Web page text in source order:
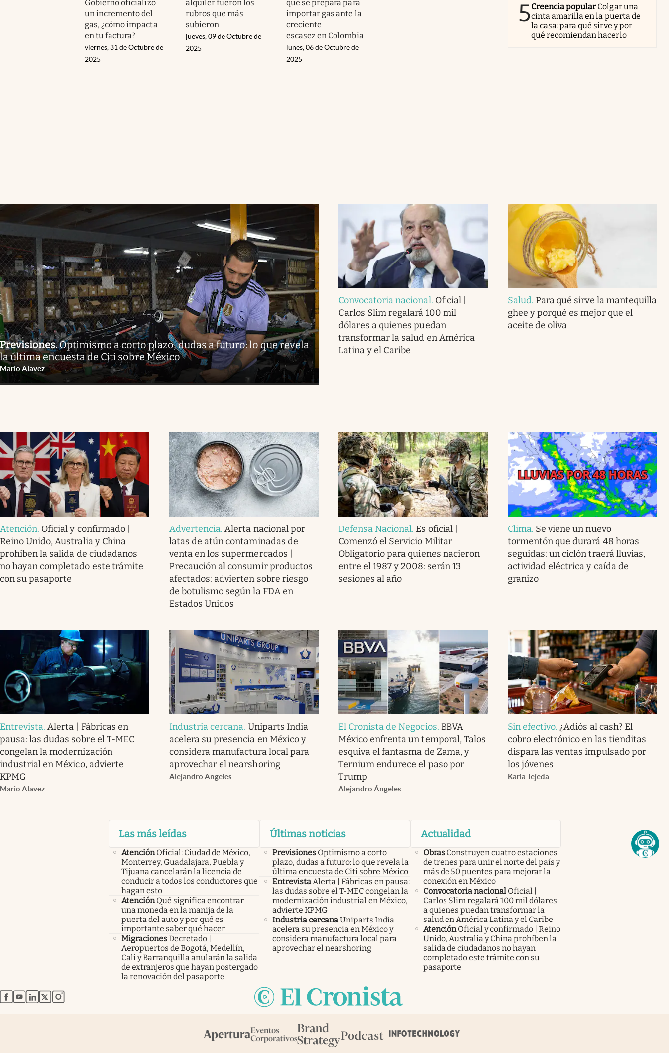
Gobierno oficializó
un incremento del
gas, ¿cómo impacta
en tu factura?
viernes, 31 de Octubre de
2025
alquiler fueron los
rubros que más
subieron
jueves, 09 de Octubre de
2025
que se prepara para
importar gas ante la
creciente
escasez en Colombia
lunes, 06 de Octubre de
2025
5Creencia popularColgar una
cinta amarilla en la puerta de
la casa: para qué sirve y por
qué recomiendan hacerlo
Previsiones.Optimismo a corto plazo, dudas a futuro: lo que revela
la última encuesta de Citi sobre México
Mario Alavez
Convocatoria nacional. Oficial |
Carlos Slim regalará 100 mil
dólares a quienes puedan
transformar la salud en América
Latina y el Caribe
Salud. Para qué sirve la mantequilla
ghee y porqué es mejor que el
aceite de oliva
Atención. Oficial y confirmado |
Reino Unido, Australia y China
prohíben la salida de ciudadanos
no hayan completado este trámite
con su pasaporte
Advertencia.Alerta nacional por
latas de atún contaminadas de
venta en los supermercados |
Precaución al consumir productos
afectados: advierten sobre riesgo
de botulismo según la FDA en
Estados Unidos
Defensa Nacional. Es oficial |
Comenzó el Servicio Militar
Obligatorio para quienes nacieron
entre el 1987 y 2008: serán 13
sesiones al año
Clima. Se viene un nuevo
tormentón que durará 48 horas
seguidas: un ciclón traerá lluvias,
actividad eléctrica y caída de
granizo
Entrevista.Alerta | Fábricas en
pausa: las dudas sobre el T-MEC
congelan la modernización
industrial en México, advierte
KPMG
Mario Alavez
Industria cercana. Uniparts India
acelera su presencia en México y
considera manufactura local para
aprovechar el nearshoring
Alejandro Ángeles
El Cronista de Negocios. BBVA
México enfrenta un temporal, Talos
esquiva el fantasma de Zama, y
Ternium endurece el paso por
Trump
Alejandro Ángeles
Sin efectivo. ¿Adiós al cash? El
cobro electrónico en las tienditas
dispara las ventas impulsado por
los jóvenes
Karla Tejeda
Las más leídas
Atención Oficial: Ciudad de México,
Monterrey, Guadalajara, Puebla y
Tijuana cancelarán la licencia de
conducir a todos los conductores que
hagan esto
Atención Qué significa encontrar
una moneda en la manija de la
puerta del auto y por qué es
importante saber qué hacer
MigracionesDecretado |
Aeropuertos de Bogotá, Medellín,
Cali y Barranquilla anularán la salida
de extranjeros que hayan postergado
la renovación del pasaporte
Últimas noticias
Previsiones Optimismo a corto
plazo, dudas a futuro: lo que revela la
última encuesta de Citi sobre México
Entrevista Alerta | Fábricas en pausa:
las dudas sobre el T-MEC congelan la
modernización industrial en México,
advierte KPMG
Industria cercanaUniparts India
acelera su presencia en México y
considera manufactura local para
aprovechar el nearshoring
Actualidad
Obras Construyen cuatro estaciones
de trenes para unir el norte del país y
más de 50 puentes para mejorar la
conexión en México
Convocatoria nacional Oficial |
Carlos Slim regalará 100 mil dólares
a quienes puedan transformar la
salud en América Latina y el Caribe
Atención Oficial y confirmado | Reino
Unido, Australia y China prohíben la
salida de ciudadanos no hayan
completado este trámite con su
pasaporte
abre en nueva pestaña
abre en nueva pestaña
abre en nueva pestaña
abre en nueva pestaña
abre en nueva pestaña